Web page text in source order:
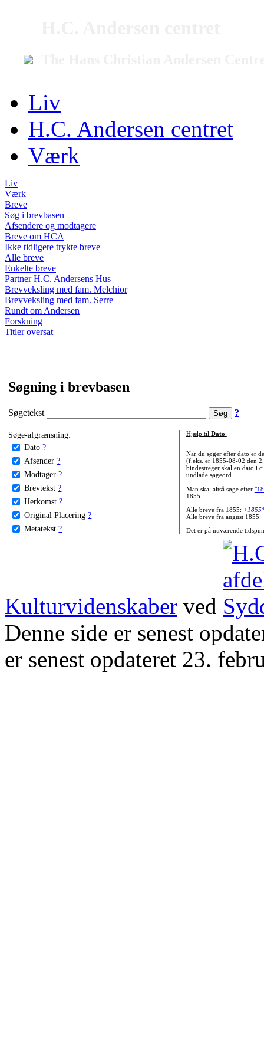
Liv
H.C. Andersen centret
Værk
Liv
Værk
Breve
Søg i brevbasen
Afsendere og modtagere
Breve om HCA
Ikke tidligere trykte breve
Alle breve
Enkelte breve
Partner H.C. Andersens Hus
Brevveksling med fam. Melchior
Brevveksling med fam. Serre
Rundt om Andersen
Forskning
Titler oversat
Søgning i brevbasen
Søgetekst ?
Søge-afgrænsning:
Dato ?
Afsender ?
Modtager ?
Brevtekst ?
Herkomst ?
Original Placering ?
Metatekst ?
Hjælp til Dato:
Når du søger efter dato er
(f.eks. er 1855-08-02 den
bindestreger skal en dato i
undlade søgeord.
Man skal altså søge efter
1855.
Alle breve fra 1855:
Alle breve fra august 1855:
Det er på nuværende
Kulturvidenskaber ved
Denne side er senest
er senest opdateret 23.